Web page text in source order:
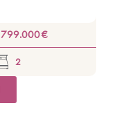
799.000 €
2